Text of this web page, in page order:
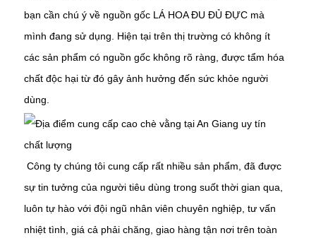
bạn cần chú ý về nguồn gốc LÁ HOA ĐU ĐỦ ĐỰC mà
mình đang sử dụng. Hiện tại trên thị trường có không ít
các sản phẩm có nguồn gốc không rõ ràng, được tẩm hóa
chất độc hại từ đó gây ảnh hưởng đến sức khỏe người
dùng.
Công ty chúng tôi cung cấp rất nhiều sản phẩm, đã được
sự tin tưởng của người tiêu dùng trong suốt thời gian qua,
luôn tự hào với đội ngũ nhân viên chuyên nghiệp, tư vấn
nhiệt tình, giá cả phải chăng, giao hàng tận nơi trên toàn